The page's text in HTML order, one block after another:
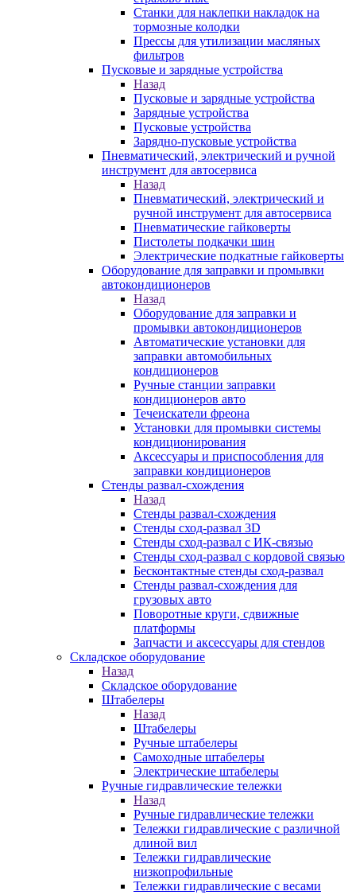
Станки для наклепки накладок на
тормозные колодки
Прессы для утилизации масляных
фильтров
Пусковые и зарядные устройства
Назад
Пусковые и зарядные устройства
Зарядные устройства
Пусковые устройства
Зарядно-пусковые устройства
Пневматический, электрический и ручной
инструмент для автосервиса
Назад
Пневматический, электрический и
ручной инструмент для автосервиса
Пневматические гайковерты
Пистолеты подкачки шин
Электрические подкатные гайковерты
Оборудование для заправки и промывки
автокондиционеров
Назад
Оборудование для заправки и
промывки автокондиционеров
Автоматические установки для
заправки автомобильных
кондиционеров
Ручные станции заправки
кондиционеров авто
Течеискатели фреона
Установки для промывки системы
кондиционирования
Аксессуары и приспособления для
заправки кондиционеров
Стенды развал-схождения
Назад
Стенды развал-схождения
Стенды сход-развал 3D
Стенды сход-развал с ИК-связью
Стенды сход-развал с кордовой связью
Бесконтактные стенды сход-развал
Стенды развал-схождения для
грузовых авто
Поворотные круги, сдвижные
платформы
Запчасти и аксессуары для стендов
Складское оборудование
Назад
Складское оборудование
Штабелеры
Назад
Штабелеры
Ручные штабелеры
Самоходные штабелеры
Электрические штабелеры
Ручные гидравлические тележки
Назад
Ручные гидравлические тележки
Тележки гидравлические с различной
длиной вил
Тележки гидравлические
низкопрофильные
Тележки гидравлические с весами